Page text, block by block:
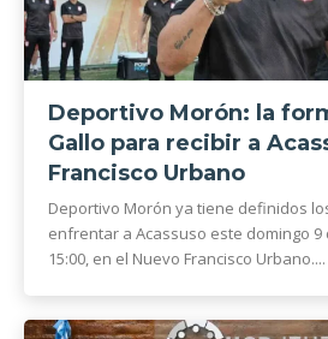
Deportivo Morón: la
Gallo para recibir a
Francisco Urbano
Deportivo Morón ya tiene definidos
enfrentar a Acassuso este domingo
15:00, en el Nuevo Francisco Urbano....